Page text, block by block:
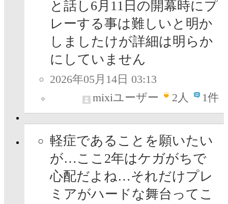
と話し6月11日の開幕時にプ
レーする事は難しいと明か
しましたけが詳細は明らか
にしていません
2026年05月14日 03:13
mixiユーザー
2人 1件
軽症であることを願いたい
が…ここ2年はケガがちで
心配だよね…それだけプレ
ミアがハードな舞台ってこ